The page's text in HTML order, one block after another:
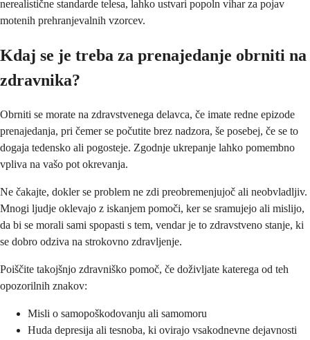
nerealistične standarde telesa, lahko ustvari popoln vihar za pojav
motenih prehranjevalnih vzorcev.
Kdaj se je treba za prenajedanje obrniti na
zdravnika?
Obrniti se morate na zdravstvenega delavca, če imate redne epizode
prenajedanja, pri čemer se počutite brez nadzora, še posebej, če se to
dogaja tedensko ali pogosteje. Zgodnje ukrepanje lahko pomembno
vpliva na vašo pot okrevanja.
Ne čakajte, dokler se problem ne zdi preobremenjujoč ali neobvladljiv.
Mnogi ljudje oklevajo z iskanjem pomoči, ker se sramujejo ali mislijo,
da bi se morali sami spopasti s tem, vendar je to zdravstveno stanje, ki
se dobro odziva na strokovno zdravljenje.
Poiščite takojšnjo zdravniško pomoč, če doživljate katerega od teh
opozorilnih znakov:
Misli o samopoškodovanju ali samomoru
Huda depresija ali tesnoba, ki ovirajo vsakodnevne dejavnosti